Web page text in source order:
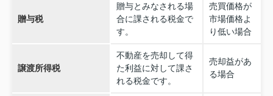
贈与税
贈与とみなされる場
合に課される税金で
す。
売買価格が
市場価格よ
り低い場合
譲渡所得税
不動産を売却して得
た利益に対して課さ
れる税金です。
売却益があ
る場合